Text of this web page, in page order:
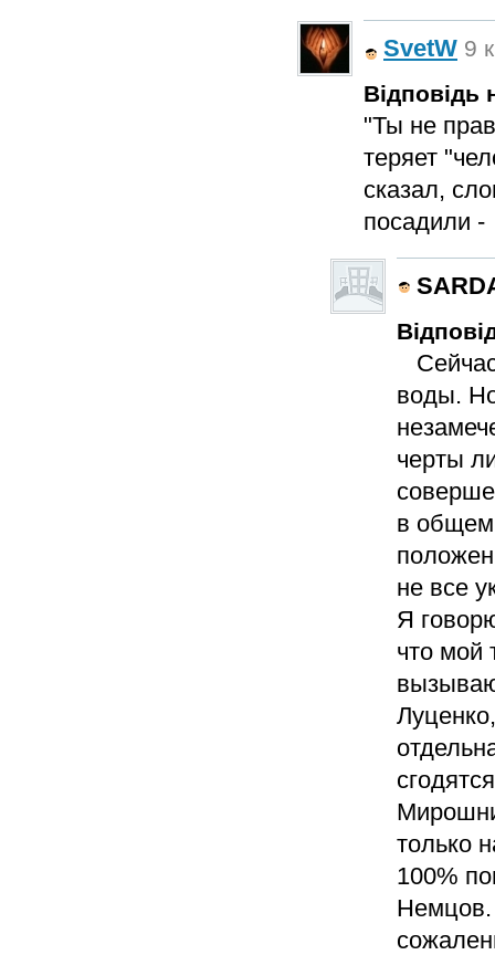
SvetW 9
Відповідь
"Ты не
теряет
сказал,
посадили
воды.
черты
в
не все
Я
что мой
только
100%
Немцов.